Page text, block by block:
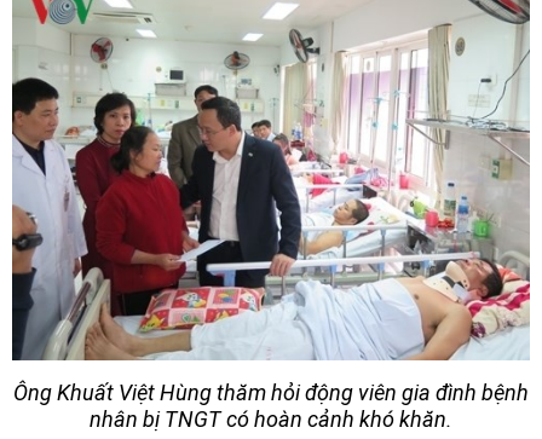
Ông Khuất Việt Hùng thăm hỏi động viên gia đình bệnh
nhân bị TNGT có hoàn cảnh khó khăn.